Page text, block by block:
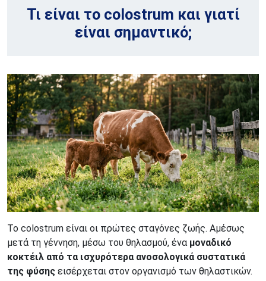
Τι είναι το colostrum και γιατί
είναι σημαντικό;
Το colostrum είναι οι πρώτες σταγόνες ζωής. Αμέσως
μετά τη γέννηση, μέσω του θηλασμού, ένα μοναδικό
κοκτέιλ από τα ισχυρότερα ανοσολογικά συστατικά
της φύσης εισέρχεται στον οργανισμό των θηλαστικών.